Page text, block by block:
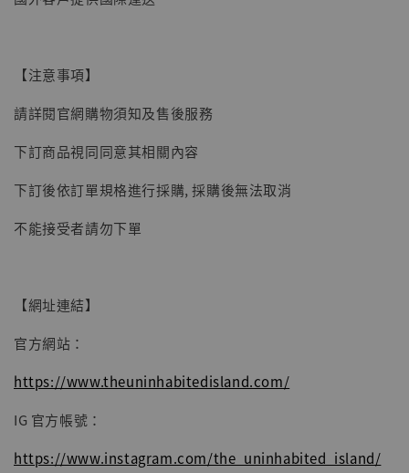
【現貨】BJSTUDIO 1/6系列可動蒐藏人偶 讓
NT$ 4,980
NT$ 5,300
【注意事項】
請詳閱官網購物須知及售後服務
下訂商品視同同意其相關內容
下訂後依訂單規格進行採購, 採購後無法取消
不能接受者請勿下單
【網址連結】
官方網站：
https://www.theuninhabitedisland.com/
IG 官方帳號：
https://www.instagram.com/the_uninhabited_island/